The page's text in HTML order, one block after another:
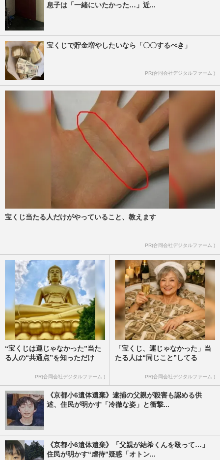
息子は「一緒にいたかった…」近...
宝くじで貯金増やしたいなら「〇〇するべき」
PR(合同会社デジタルファーム )
宝くじ当たる人だけがやっていること、教えます
PR(合同会社デジタルファーム )
“宝くじは運じゃなかった”当た
る人の“共通点”を知っただけ
PR(合同会社デジタルファーム )
「宝くじ、運じゃなかった」当
たる人は“同じこと”してる
PR(合同会社デジタルファーム )
《京都小6遺体遺棄》逮捕の父親が殺害も認める供
述、住民が明かす「冷徹な姿」と衝撃...
《京都小6遺体遺棄》「父親が結希くんを殴って…」
住民が明かす“虐待”疑惑「オトン...